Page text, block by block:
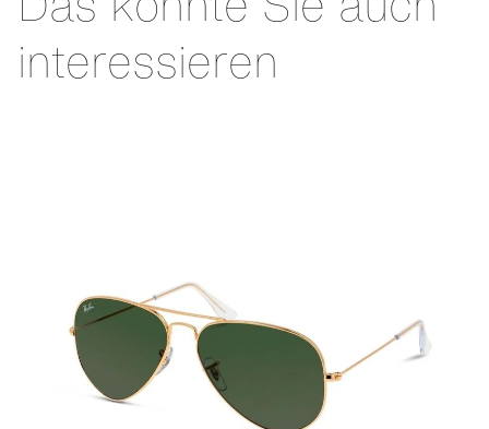
interessieren